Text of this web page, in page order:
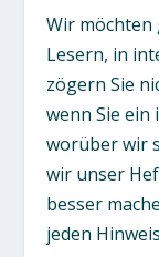
Wir
Lesern, in
zögern Sie
wenn Sie
worüber wir
wir unser
besser
jeden